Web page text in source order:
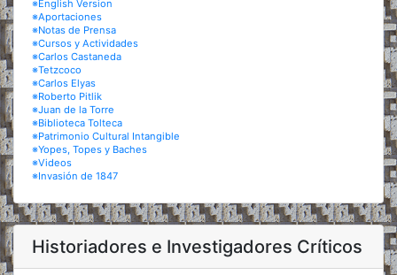
※English Version
※Aportaciones
※Notas de Prensa
※Cursos y Actividades
※Carlos Castaneda
※Tetzcoco
※Carlos Elyas
※Roberto Pitlik
※Juan de la Torre
※Biblioteca Tolteca
※Patrimonio Cultural Intangible
※Yopes, Topes y Baches
※Videos
※Invasión de 1847
Historiadores e Investigadores Críticos